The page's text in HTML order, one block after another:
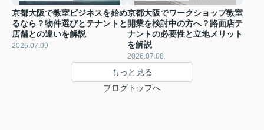
京都大阪で教室ビジネスを始め
るなら？物件選びとテナントと
店舗との違いを解説
2026.07.09
京都大阪でワークショップ教室
開業を検討中の方へ？路面店テ
ナントの必要性と立地メリット
を解説
2026.07.08
もっと見る
ブログトップへ